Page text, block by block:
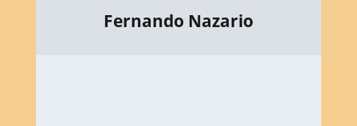
Fernando Nazario